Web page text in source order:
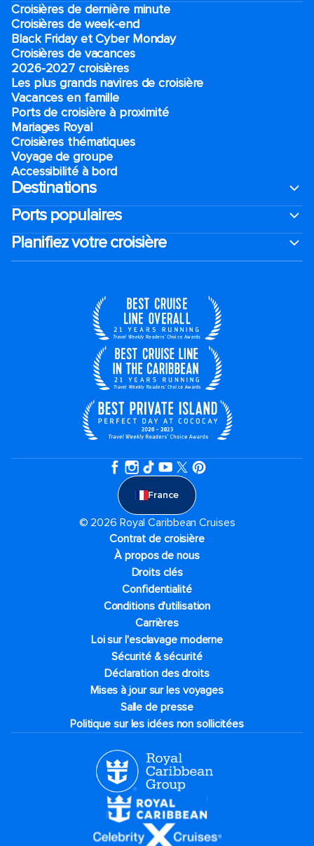
Croisières de dernière minute
Croisières de week-end
Black Friday et Cyber Monday
Croisières de vacances
2026-2027 croisières
Les plus grands navires de croisière
Vacances en famille
Ports de croisière à proximité
Mariages Royal
Croisières thématiques
Voyage de groupe​
Accessibilité à bord​
Destinations
Ports populaires
Planifiez votre croisière
France
© 2026 Royal Caribbean Cruises
Contrat de croisière
À propos de nous
Droits clés
Confidentialité
Conditions d'utilisation
Carrières
Loi sur l'esclavage moderne
Sécurité & sécurité
Déclaration des droits
Mises à jour sur les voyages
Salle de presse
Politique sur les idées non sollicitées